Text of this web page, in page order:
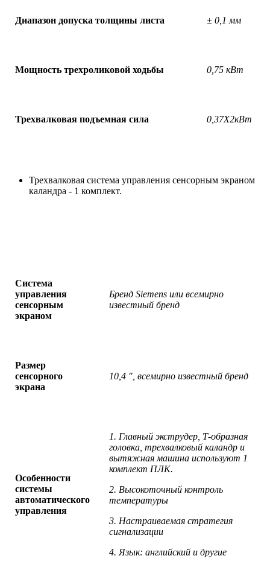
Диапазон допуска толщины листа ± 0,1 мм
Мощность трехроликовой ходьбы 0,75 кВт
Трехвалковая подъемная сила 0,37X2кВт
Трехвалковая система управления сенсорным экраном
каландра - 1 комплект.
Система
управления
сенсорным
экраном
Бренд Siemens или всемирно
известный бренд
Размер
сенсорного
экрана
10,4 ", всемирно известный бренд
Особенности
системы
автоматического
управления
1. Главный экструдер, Т-образная
головка, трехвалковый каландр и
вытяжная машина используют 1
комплект ПЛК.
2. Высокоточный контроль
температуры
3. Настраиваемая стратегия
сигнализации
4. Язык: английский и другие